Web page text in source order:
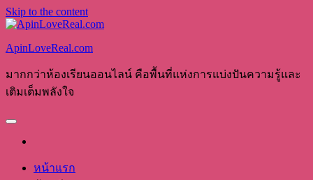
Skip to the content
ApinLoveReal.com
มากกว่าห้องเรียนออนไลน์ คือพื้นที่แห่งการแบ่งปันความรู้และ
เติมเต็มพลังใจ
หน้าแรก